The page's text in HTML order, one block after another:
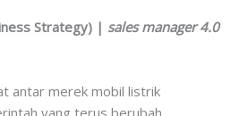
Strategy) | sales manager 4.0
antar merek mobil listrik